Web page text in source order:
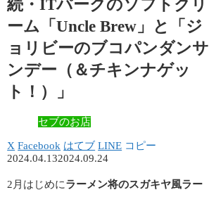
続・ITパークのソフトクリ
ーム「Uncle Brew」と「ジ
ョリビーのブコパンダンサ
ンデー（＆チキンナゲッ
ト！）」
セブのお店
X Facebook はてブ LINE コピー
2024.04.132024.09.24
2月はじめにラーメン将のスガキヤ風ラー